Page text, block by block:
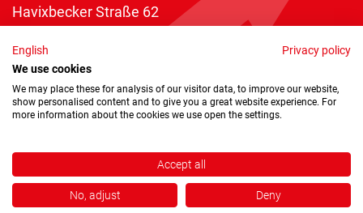
Havixbecker Straße 62
Telefon:+49 2534 970 216
Telefax: +49 2534 970 116
info@diagonal.de
Copyright © 2026 by Diagonal GmbH & Co. KG
English
Privacy policy
We use cookies
We may place these for analysis of our visitor data, to improve our website,
show personalised content and to give you a great website experience. For
more information about the cookies we use open the settings.
Accept all
No, adjust Deny